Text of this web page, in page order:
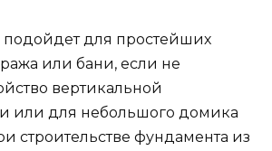
подойдет для простейших
или бани, если не
вертикальной
или для небольшого домика
строительстве фундамента из